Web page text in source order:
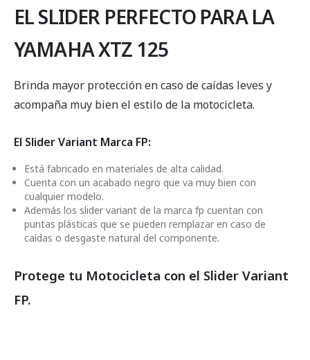
EL SLIDER PERFECTO PARA LA
YAMAHA XTZ 125
Brinda mayor protección en caso de caídas leves y
acompaña muy bien el estilo de la motocicleta.
El Slider Variant Marca FP:
Está fabricado en materiales de alta calidad.
Cuenta con un acabado negro que va muy bien con
cualquier modelo.
Además los slider variant de la marca fp cuentan con
puntas plásticas que se pueden remplazar en caso de
caídas o desgaste natural del componente.
Protege tu Motocicleta con el Slider Variant
FP.